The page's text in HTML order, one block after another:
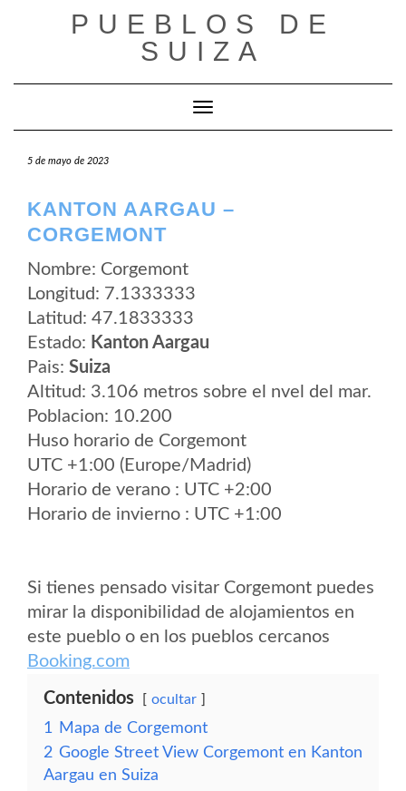
PUEBLOS DE
SUIZA
Cambiar modo de navegación
5 de mayo de 2023
KANTON AARGAU –
CORGEMONT
Nombre: Corgemont
Longitud: 7.1333333
Latitud: 47.1833333
Estado: Kanton Aargau
Pais: Suiza
Altitud: 3.106 metros sobre el nvel del mar.
Poblacion: 10.200
Huso horario de Corgemont
UTC +1:00 (Europe/Madrid)
Horario de verano : UTC +2:00
Horario de invierno : UTC +1:00
Si tienes pensado visitar Corgemont puedes
mirar la disponibilidad de alojamientos en
este pueblo o en los pueblos cercanos
Booking.com
Contenidos ocultar
1
Mapa de Corgemont
2 Google Street View Corgemont en Kanton
Aargau en Suiza